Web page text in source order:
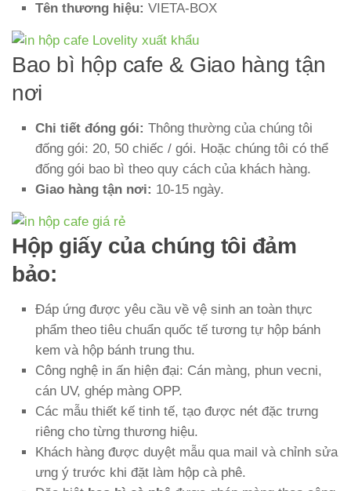
Tên thương hiệu: VIETA-BOX
Bao bì hộp cafe & Giao hàng tận
nơi
Chi tiết đóng gói: Thông thường của chúng tôi
đống gói: 20, 50 chiếc / gói. Hoặc chúng tôi có thể
đống gói bao bì theo quy cách của khách hàng.
Giao hàng tận nơi: 10-15 ngày.
Hộp giấy của chúng tôi đảm
bảo:
Đáp ứng được yêu cầu về vệ sinh an toàn thực
phẩm theo tiêu chuẩn quốc tế tương tự hộp bánh
kem và hộp bánh trung thu.
Công nghệ in ấn hiện đại: Cán màng, phun vecni,
cán UV, ghép màng OPP.
Các mẫu thiết kế tinh tế, tạo được nét đặc trưng
riêng cho từng thương hiệu.
Khách hàng được duyệt mẫu qua mail và chỉnh sửa
ưng ý trước khi đặt làm hộp cà phê.